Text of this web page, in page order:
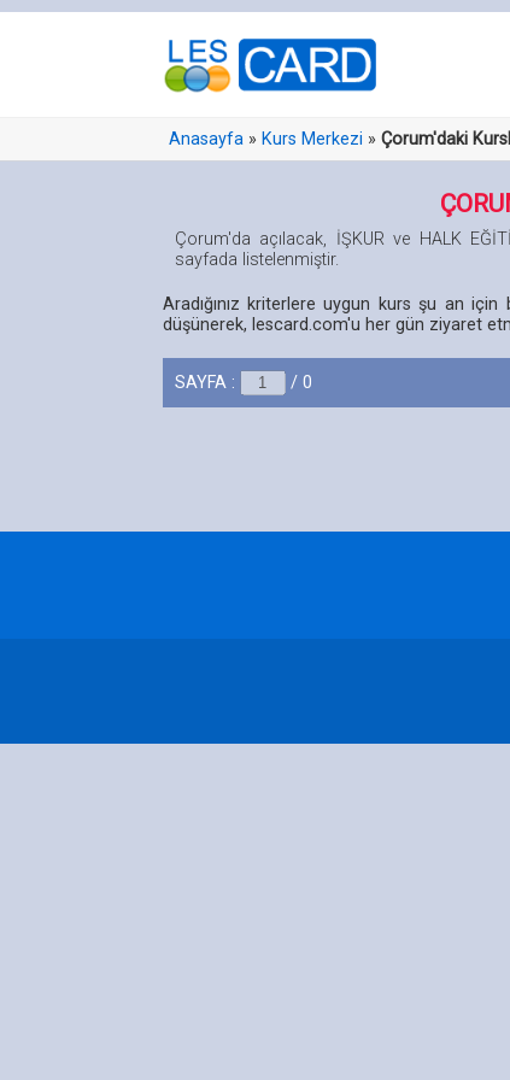
Anasayfa» Kurs Merkezi » Çorum'daki
Çorum'da açılacak, İŞKUR ve HALK
sayfada listelenmiştir.
Aradığınız kriterlere uygun kurs şu an
düşünerek, lescard.com'u her gün ziyaret
SAYFA : / 0